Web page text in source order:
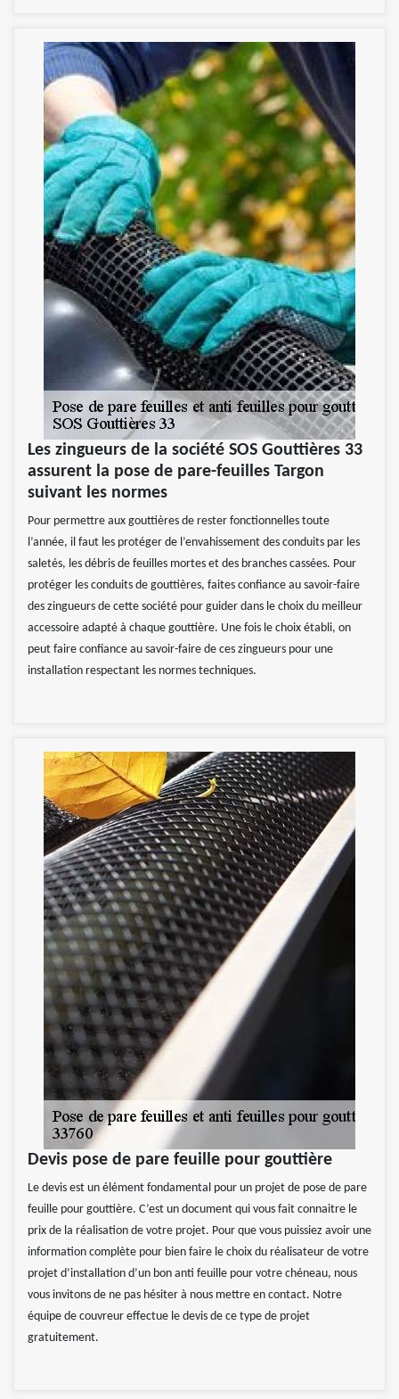
Les zingueurs de la société SOS Gouttières 33
assurent la pose de pare-feuilles Targon
suivant les normes
Pour permettre aux gouttières de rester fonctionnelles toute
l’année, il faut les protéger de l’envahissement des conduits par les
saletés, les débris de feuilles mortes et des branches cassées. Pour
protéger les conduits de gouttières, faites confiance au savoir-faire
des zingueurs de cette société pour guider dans le choix du meilleur
accessoire adapté à chaque gouttière. Une fois le choix établi, on
peut faire confiance au savoir-faire de ces zingueurs pour une
installation respectant les normes techniques.
Devis pose de pare feuille pour gouttière
Le devis est un élément fondamental pour un projet de pose de pare
feuille pour gouttière. C’est un document qui vous fait connaitre le
prix de la réalisation de votre projet. Pour que vous puissiez avoir une
information complète pour bien faire le choix du réalisateur de votre
projet d’installation d’un bon anti feuille pour votre chéneau, nous
vous invitons de ne pas hésiter à nous mettre en contact. Notre
équipe de couvreur effectue le devis de ce type de projet
gratuitement.